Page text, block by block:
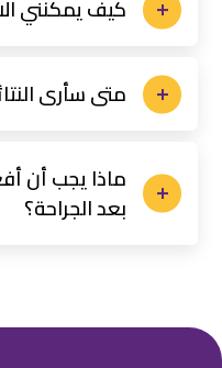
كيف يمكنني
متى سأرى
ماذا يجب أن
بعد الجراحة؟